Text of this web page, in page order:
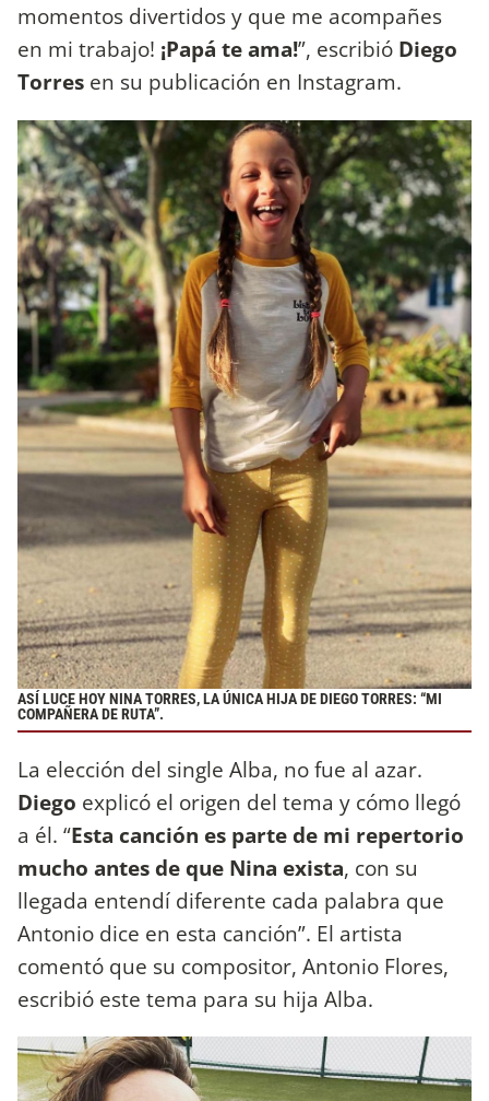
momentos divertidos y que me acompañes
en mi trabajo! ¡Papá te ama!”, escribió Diego
Torres en su publicación en Instagram.
ASÍ LUCE HOY NINA TORRES, LA ÚNICA HIJA DE DIEGO TORRES: “MI
COMPAÑERA DE RUTA”.
La elección del single Alba, no fue al azar.
Diego explicó el origen del tema y cómo llegó
a él. “Esta canción es parte de mi repertorio
mucho antes de que Nina exista, con su
llegada entendí diferente cada palabra que
Antonio dice en esta canción”. El artista
comentó que su compositor, Antonio Flores,
escribió este tema para su hija Alba.